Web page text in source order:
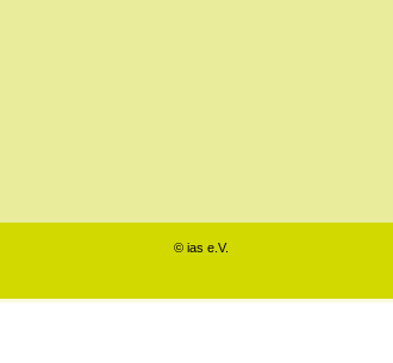
© ias e.V.